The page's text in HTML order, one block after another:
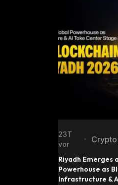
23T
vor
•
Crypto
Riyadh Emerges
Powerhouse as
Infrastructure &